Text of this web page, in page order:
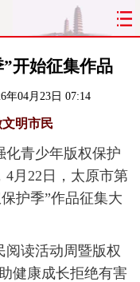
原 山西
明 出行
务 教育
热评
开始征集作品
年04月23日 07:14
明市民
青少年版权保护
月22日，太原市第
护季”作品征集大
读活动周暨版权
健康成长拒绝有害